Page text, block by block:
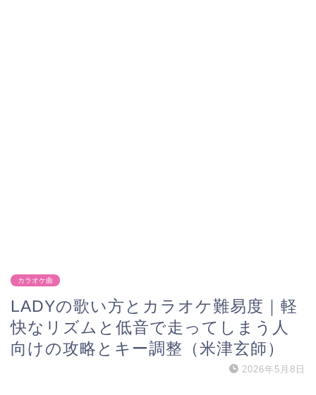
カラオケ曲
LADYの歌い方とカラオケ難易度｜軽
快なリズムと低音で走ってしまう人
向けの攻略とキー調整（米津玄師）
2026年5月8日